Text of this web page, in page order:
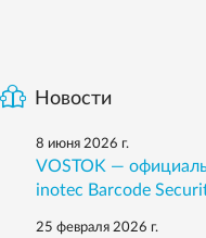
Новости
8 июня 2026 г.
VOSTOK —
inotec Barcode
25 февраля 2026 г.